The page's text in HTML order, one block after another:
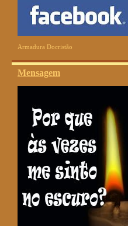
Armadura Docristão
Mensagem